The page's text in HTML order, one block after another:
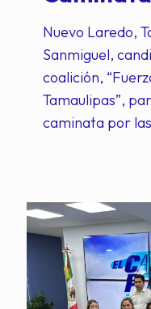
Nuevo Laredo,
Sanmiguel,
coalición,
Tamaulipas”,
caminata por